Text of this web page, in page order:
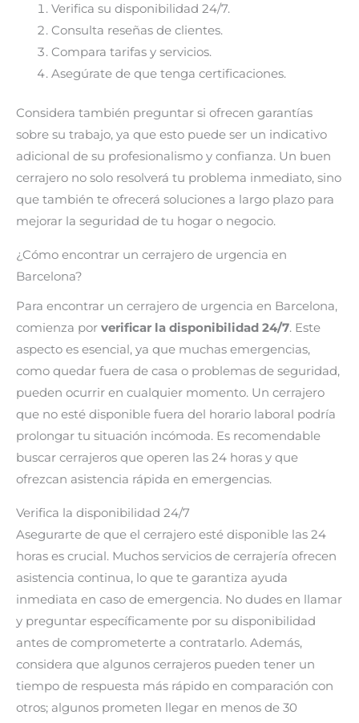
Verifica su disponibilidad 24/7.
Consulta reseñas de clientes.
Compara tarifas y servicios.
Asegúrate de que tenga certificaciones.
Considera también preguntar si ofrecen garantías
sobre su trabajo, ya que esto puede ser un indicativo
adicional de su profesionalismo y confianza. Un buen
cerrajero no solo resolverá tu problema inmediato, sino
que también te ofrecerá soluciones a largo plazo para
mejorar la seguridad de tu hogar o negocio.
¿Cómo encontrar un cerrajero de urgencia en
Barcelona?
Para encontrar un cerrajero de urgencia en Barcelona,
comienza por verificar la disponibilidad 24/7. Este
aspecto es esencial, ya que muchas emergencias,
como quedar fuera de casa o problemas de seguridad,
pueden ocurrir en cualquier momento. Un cerrajero
que no esté disponible fuera del horario laboral podría
prolongar tu situación incómoda. Es recomendable
buscar cerrajeros que operen las 24 horas y que
ofrezcan asistencia rápida en emergencias.
Verifica la disponibilidad 24/7
Asegurarte de que el cerrajero esté disponible las 24
horas es crucial. Muchos servicios de cerrajería ofrecen
asistencia continua, lo que te garantiza ayuda
inmediata en caso de emergencia. No dudes en llamar
y preguntar específicamente por su disponibilidad
antes de comprometerte a contratarlo. Además,
considera que algunos cerrajeros pueden tener un
tiempo de respuesta más rápido en comparación con
otros; algunos prometen llegar en menos de 30